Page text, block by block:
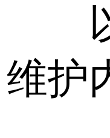
以
维护